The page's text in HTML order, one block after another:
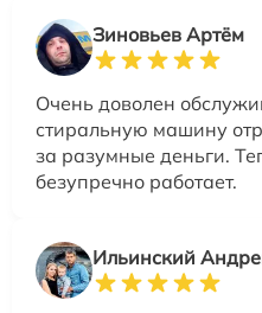
Зиновьев Артём
Очень доволен
стиральную машину
за разумные деньги.
безупречно работает.
Ильинский